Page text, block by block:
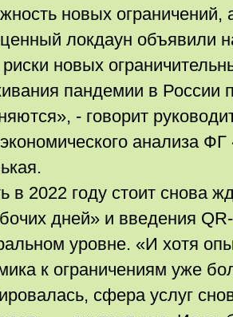
новых
локдаун объявили
риски новых
пандемии в России
- говорит
анализа
в 2022 году стоит снова
дней» и введения
уровне. «И хотя
к ограничениям уже
сфера услуг